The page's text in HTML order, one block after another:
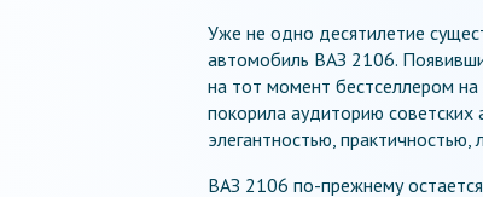
Уже не одно десятилетие
автомобиль ВАЗ 2106.
на тот момент бестселлером
покорила аудиторию советских
элегантностью, практичностью,
ВАЗ 2106 по-прежнему